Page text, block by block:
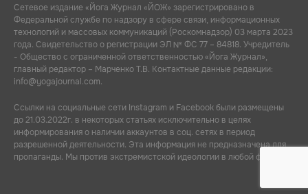
Сетевое издание «Йога Журнал «ЙОЖ» зарегистрировано в
Федеральной службе по надзору в сфере связи, информационных
технологий и массовых коммуникаций (Роскомнадзор) 03 марта 2023
года. Свидетельство о регистрации ЭЛ № ФС 77 – 84818. Учредитель
- Общество с ограниченной ответственностью «Йога Журнал»,
главный редактор – Марченко Т.В. Контактные данные редакции:
info@yogajournal.com.
Ссылки на социальные сети Instagram и Facebook были размещены
до 21.03.2022г. в некоторых статьях исключительно в целях
информирования о наличии аккаунтов в соц. сетях в период
разрешенной деятельности. Эта информация не предназначена для
пропаганды. Мы против экстремистской идеологии в любой форме.